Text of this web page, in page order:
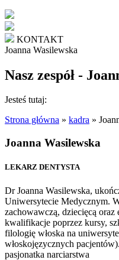
KONTAKT
Joanna Wasilewska
Nasz zespół -
Jesteś tutaj:
Strona główna » kadra »
Joanna Wasilewska
LEKARZ DENTYSTA
Dr Joanna Wasilewska,
Uniwersytecie Medycznym.
zachowawczą, dziecięcą
kwalifikacje poprzez kursy,
filologię włoska na
włoskojęzycznych
pasjonatka narciarstwa